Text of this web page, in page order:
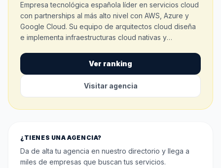
Empresa tecnológica española líder en servicios cloud
con partnerships al más alto nivel con AWS, Azure y
Google Cloud. Su equipo de arquitectos cloud diseña
e implementa infraestructuras cloud nativas y
de excelencia especializados en cada plataforma.
Ver ranking
Visitar agencia
¿TIENES UNA AGENCIA?
Da de alta tu agencia en nuestro directorio y llega a
miles de empresas que buscan tus servicios.